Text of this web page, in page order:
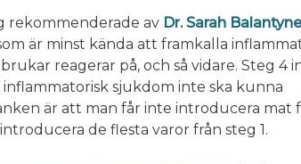
rekommenderade av Dr. Sarah Balantyne
är minst kända att framkalla
reagerar på, och så vidare. Steg 4
sjukdom inte ska kunna
är att man får inte introducera mat
de flesta varor från steg 1.